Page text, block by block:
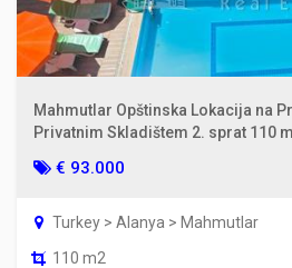
Mahmutlar Opštinska Lokacija na
Privatnim Skladištem 2. sprat 110
€ 93.000
Turkey > Alanya > Mahmutlar
110 m2